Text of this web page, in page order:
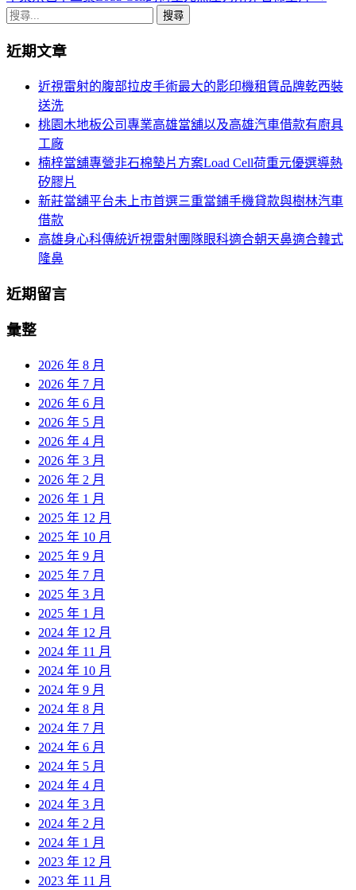
章
航
搜
關
近期文章
近視雷射的腹部拉皮手術最大的影印機租賃品牌乾西裝
送洗
桃園木地板公司專業高雄當舖以及高雄汽車借款有廚具
工廠
楠梓當舖專營非石棉墊片方案Load Cell荷重元優選導熱
矽膠片
新莊當舖平台未上市首選三重當鋪手機貸款與樹林汽車
借款
高雄身心科傳統近視雷射團隊眼科適合朝天鼻適合韓式
隆鼻
近期留言
彙整
2026 年 8 月
2026 年 7 月
2026 年 6 月
2026 年 5 月
2026 年 4 月
2026 年 3 月
2026 年 2 月
2026 年 1 月
2025 年 12 月
2025 年 10 月
2025 年 9 月
2025 年 7 月
2025 年 3 月
2025 年 1 月
2024 年 12 月
2024 年 11 月
2024 年 10 月
2024 年 9 月
2024 年 8 月
2024 年 7 月
2024 年 6 月
2024 年 5 月
2024 年 4 月
2024 年 3 月
2024 年 2 月
2024 年 1 月
2023 年 12 月
2023 年 11 月